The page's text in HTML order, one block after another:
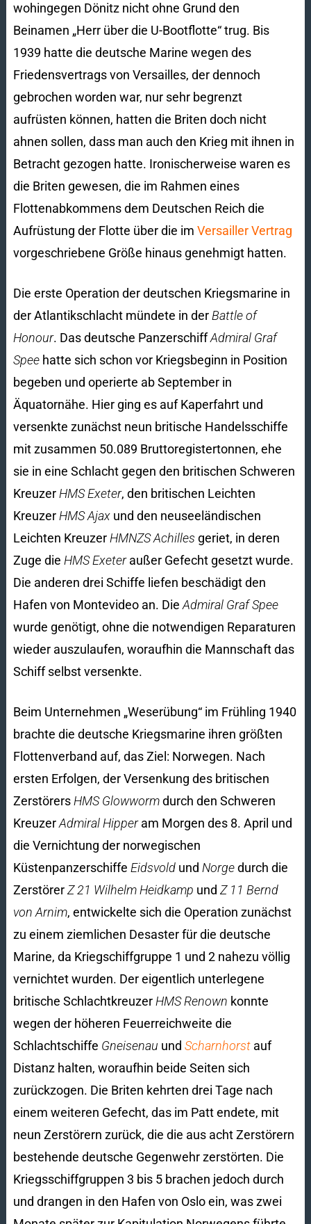
wohingegen Dönitz nicht ohne Grund den
Beinamen „Herr über die U-Bootflotte“ trug. Bis
1939 hatte die deutsche Marine wegen des
Friedensvertrags von Versailles, der dennoch
gebrochen worden war, nur sehr begrenzt
aufrüsten können, hatten die Briten doch nicht
ahnen sollen, dass man auch den Krieg mit ihnen in
Betracht gezogen hatte. Ironischerweise waren es
die Briten gewesen, die im Rahmen eines
Flottenabkommens dem Deutschen Reich die
Aufrüstung der Flotte über die im Versailler Vertrag
vorgeschriebene Größe hinaus genehmigt hatten.
Die erste Operation der deutschen Kriegsmarine in
der Atlantikschlacht mündete in der Battle of
Honour. Das deutsche PanzerschiffAdmiral Graf
Speehatte sich schon vor Kriegsbeginn in Position
begeben und operierte ab September in
Äquatornähe. Hier ging es auf Kaperfahrt und
versenkte zunächst neun britische Handelsschiffe
mit zusammen 50.089 Bruttoregistertonnen, ehe
sie in eine Schlacht gegen den britischen Schweren
Kreuzer HMS Exeter, den britischen Leichten
Kreuzer HMS Ajaxund den neuseeländischen
Leichten Kreuzer HMNZS Achilles geriet, in deren
Zuge die HMS Exeteraußer Gefecht gesetzt wurde.
Die anderen drei Schiffe liefen beschädigt den
Hafen von Montevideo an. Die Admiral Graf Spee
wurde genötigt, ohne die notwendigen Reparaturen
wieder auszulaufen, woraufhin die Mannschaft das
Schiff selbst versenkte.
Beim Unternehmen „Weserübung“ im Frühling 1940
brachte die deutsche Kriegsmarine ihren größten
Flottenverband auf, das Ziel: Norwegen. Nach
ersten Erfolgen, der Versenkung des britischen
Zerstörers HMS Glowwormdurch den Schweren
KreuzerAdmiral Hipperam Morgen des 8. April und
die Vernichtung der norwegischen
Küstenpanzerschiffe Eidsvoldund Norgedurch die
ZerstörerZ 21 Wilhelm Heidkamp und Z 11 Bernd
von Arnim, entwickelte sich die Operation zunächst
zu einem ziemlichen Desaster für die deutsche
Marine, da Kriegschiffgruppe 1 und 2 nahezu völlig
vernichtet wurden. Der eigentlich unterlegene
britische Schlachtkreuzer HMS Renown konnte
wegen der höheren Feuerreichweite die
Schlachtschiffe Gneisenau und Scharnhorstauf
Distanz halten, woraufhin beide Seiten sich
zurückzogen. Die Briten kehrten drei Tage nach
einem weiteren Gefecht, das im Patt endete, mit
neun Zerstörern zurück, die die aus acht Zerstörern
bestehende deutsche Gegenwehr zerstörten. Die
Kriegsschiffgruppen 3 bis 5 brachen jedoch durch
und drangen in den Hafen von Oslo ein, was zwei